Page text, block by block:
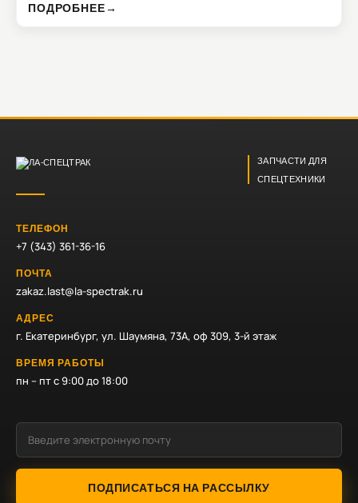
ПОДРОБНЕЕ→
ЗАПЧАСТИ ДЛЯ
СПЕЦТЕХНИКИ
ТЕЛЕФОН
+7 (343) 361-36-16
ПОЧТА
zakaz.last@la-spectrak.ru
АДРЕС
г. Екатеринбург, ул. Шаумяна, 73А, оф 309, 3-й этаж
ВРЕМЯ РАБОТЫ
пн – пт с 9:00 до 18:00
ПОДПИСАТЬСЯ НА РАССЫЛКУ